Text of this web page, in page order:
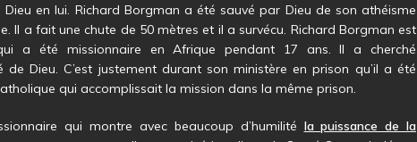
en lui. Richard Borgman a été sauvé par Dieu de son athéisme
Il a fait une chute de 50 mètres et il a survécu. Richard Borgman est
a été missionnaire en Afrique pendant 17 ans. Il a cherché
Dieu. C’est justement durant son ministère en prison qu’il a été
qui accomplissait la mission dans la même prison.
qui montre avec beaucoup d’humilité la puissance de la